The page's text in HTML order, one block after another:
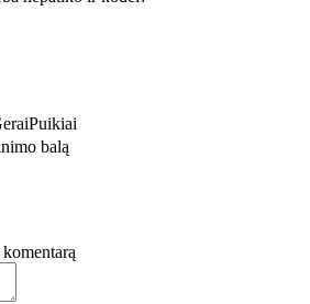
Puikiai
balą